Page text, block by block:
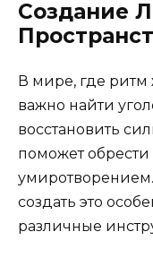
Создание
В мире, где ритм
важно найти
восстановить
поможет
создать это
различные